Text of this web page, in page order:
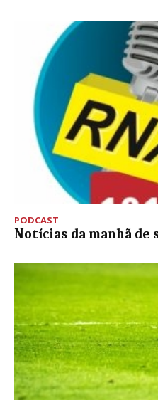
PODCAST
Notícias da manhã de